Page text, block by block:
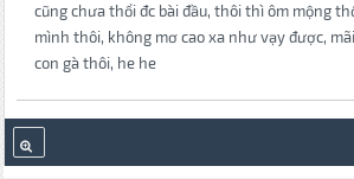
cũng chưa thổi đc bài đầu, thôi thì ôm mộng
mình thôi, không mơ cao xa như vạy được,
con gà thôi, he he